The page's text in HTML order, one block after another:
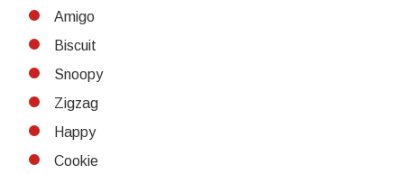
Amigo
Biscuit
Snoopy
Zigzag
Happy
Cookie